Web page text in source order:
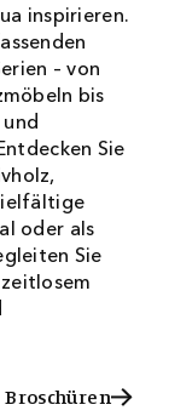
inspirieren.
– von
bis
Sie
oder als
Sie
Broschüren